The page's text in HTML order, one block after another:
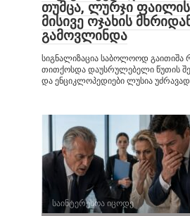
თუმცა, ლურჯი
მისივე ოჯახის
გამოვლინდა
სიგნალიზაცია საბოლოოდ გაითიშა
თითქოსდა დაუსრულებელი წუთის
და ენციკლოპედიები ლუსია
საინტერესოა იცოდე